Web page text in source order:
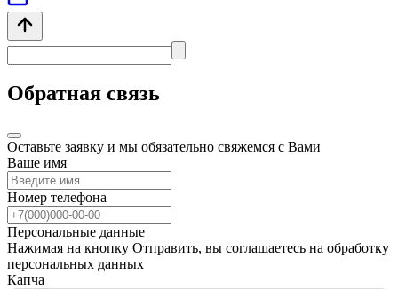
Обратная связь
Оставьте заявку и мы обязательно свяжемся с Вами
Ваше имя
Номер телефона
Персональные данные
Нажимая на кнопку Отправить, вы соглашаетесь на обработку
персональных данных
Капча